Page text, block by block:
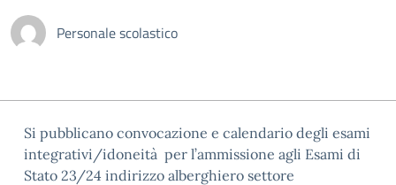
Personale scolastico
Si pubblicano convocazione e calendario degli esami
integrativi/idoneità per l’ammissione agli Esami di
Stato 23/24 indirizzo alberghiero settore